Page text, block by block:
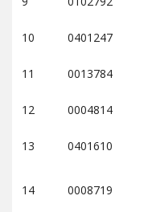
10 0401247
11 0013784
12 0004814
13 0401610
14 0008719